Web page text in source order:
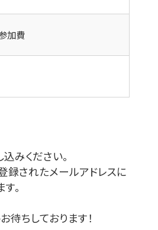
加費
みください。
録されたメールアドレスに
。
待ちしております！